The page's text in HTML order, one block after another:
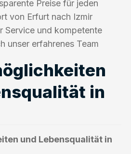
Preise für jeden
von Erfurt nach Izmir
Service und kompetente
unser erfahrenes Team
in
und Lebensqualität in